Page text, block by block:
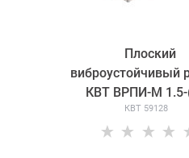
Плоский
виброустойчивый
КВТ ВРПИ-М 1.5-
(мама)
КВТ 59128